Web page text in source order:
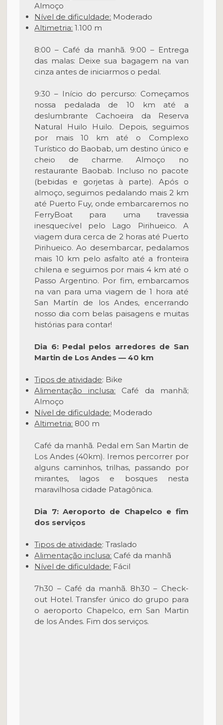
Almoço
Nível de dificuldade: Moderado
Altimetria: 1.100 m
8:00 – Café da manhã. 9:00 – Entrega
das malas: Deixe sua bagagem na van
cinza antes de iniciarmos o pedal.
9:30 – Início do percurso: Começamos
nossa pedalada de 10 km até a
deslumbrante Cachoeira da Reserva
Natural Huilo Huilo. Depois, seguimos
por mais 10 km até o Complexo
Turístico do Baobab, um destino único e
cheio de charme. Almoço no
restaurante Baobab. Incluso no pacote
(bebidas e gorjetas à parte). Após o
almoço, seguimos pedalando mais 2 km
até Puerto Fuy, onde embarcaremos no
FerryBoat para uma travessia
inesquecível pelo Lago Pirihueico. A
viagem dura cerca de 2 horas até Puerto
Pirihueico. Ao desembarcar, pedalamos
mais 10 km pelo asfalto até a fronteira
chilena e seguimos por mais 4 km até o
Passo Argentino. Por fim, embarcamos
na van para uma viagem de 1 hora até
San Martín de los Andes, encerrando
nosso dia com belas paisagens e muitas
histórias para contar!
Dia 6: Pedal pelos arredores de San
Martin de Los Andes — 40 km
Tipos de atividade: Bike
Alimentação inclusa: Café da manhã;
Almoço
Nível de dificuldade: Moderado
Altimetria: 800 m
Café da manhã. Pedal em San Martin de
Los Andes (40km). Iremos percorrer por
alguns caminhos, trilhas, passando por
mirantes, lagos e bosques nesta
maravilhosa cidade Patagônica.
Dia 7: Aeroporto de Chapelco e fim
dos serviços
Tipos de atividade: Traslado
Alimentação inclusa: Café da manhã
Nível de dificuldade: Fácil
7h30 – Café da manhã. 8h30 – Check-
out Hotel. Transfer único do grupo para
o aeroporto Chapelco, em San Martin
de los Andes. Fim dos serviços.